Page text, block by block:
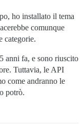
ho installato il tema
comunque
categorie.
anni fa, e sono riuscito
Tuttavia, le API
come andranno le
potrò.